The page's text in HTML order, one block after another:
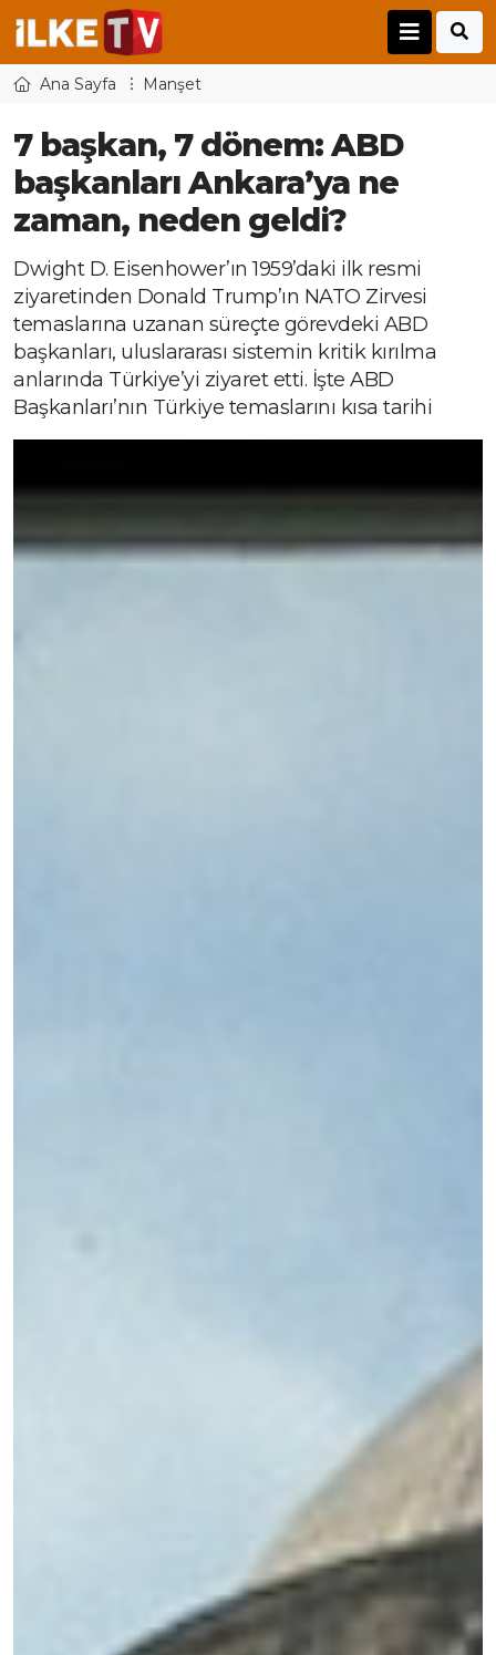
Ana Sayfa Manşet
7 başkan, 7 dönem: ABD
başkanları Ankara’ya ne
zaman, neden geldi?
Dwight D. Eisenhower’ın 1959’daki ilk resmi
ziyaretinden Donald Trump’ın NATO Zirvesi
temaslarına uzanan süreçte görevdeki ABD
başkanları, uluslararası sistemin kritik kırılma
anlarında Türkiye’yi ziyaret etti. İşte ABD
Başkanları’nın Türkiye temaslarını kısa tarihi